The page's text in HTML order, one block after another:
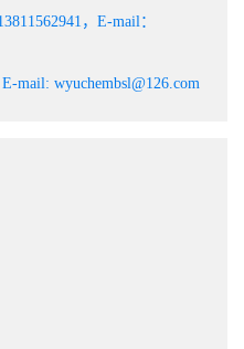
，E-mail：
mail: wyuchembsl@126.com